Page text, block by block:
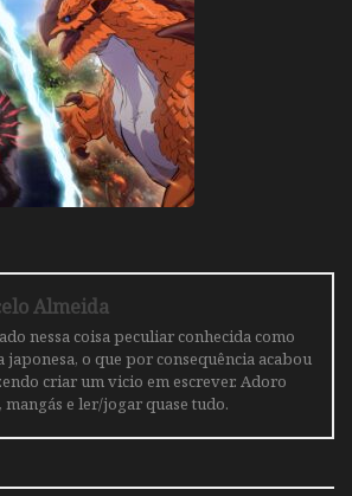
Almeida
nessa coisa peculiar conhecida como
japonesa, o que por consequência acabou
criar um vicio em escrever. Adoro
mangás e ler/jogar quase tudo.